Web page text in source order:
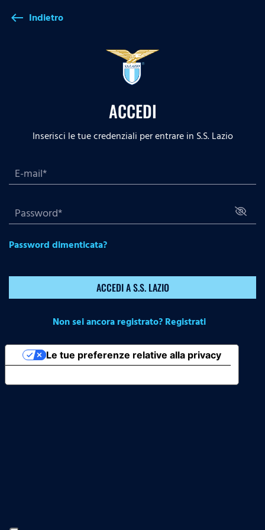
west Indietro
ACCEDI
Inserisci le tue credenziali per entrare in S.S. Lazio
Password dimenticata?
ACCEDI A S.S. LAZIO
Non sei ancora registrato? Registrati
Le tue preferenze relative alla privacy